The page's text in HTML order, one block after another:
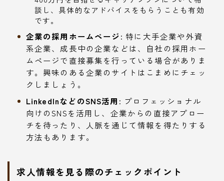
談し、具体的なアドバイスをもらうことも有効
です。
企業の採用ホームページ: 特に大手企業や外資
系企業、成長中の企業などは、自社の採用ホー
ムページで直接募集を行っている場合がありま
す。興味のある企業のサイトはこまめにチェッ
クしましょう。
LinkedInなどのSNS活用: プロフェッショナル
向けのSNSを活用し、企業からの直接アプロー
チを待ったり、人脈を通じて情報を得たりする
方法もあります。
求人情報を見る際のチェックポイント